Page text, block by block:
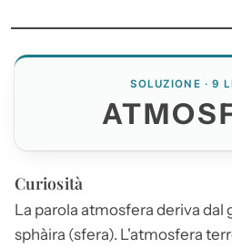
SOLUZIONE · 9
Curiosità
La parola atmosfera deriva dal
sphàira (sfera). L'atmosfera